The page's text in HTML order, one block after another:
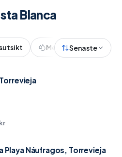
Blanca
Med poolSenaste
Playa Náufragos, Torrevieja